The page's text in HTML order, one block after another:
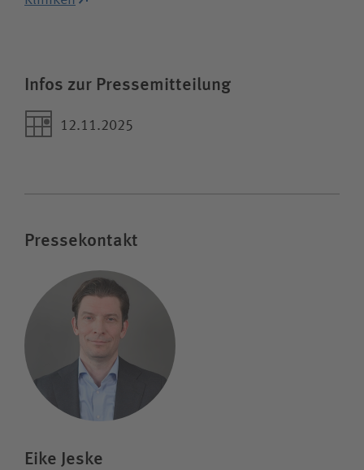
Infos zur Pressemitteilung
12.11.2025
Pressekontakt
Eike Jeske